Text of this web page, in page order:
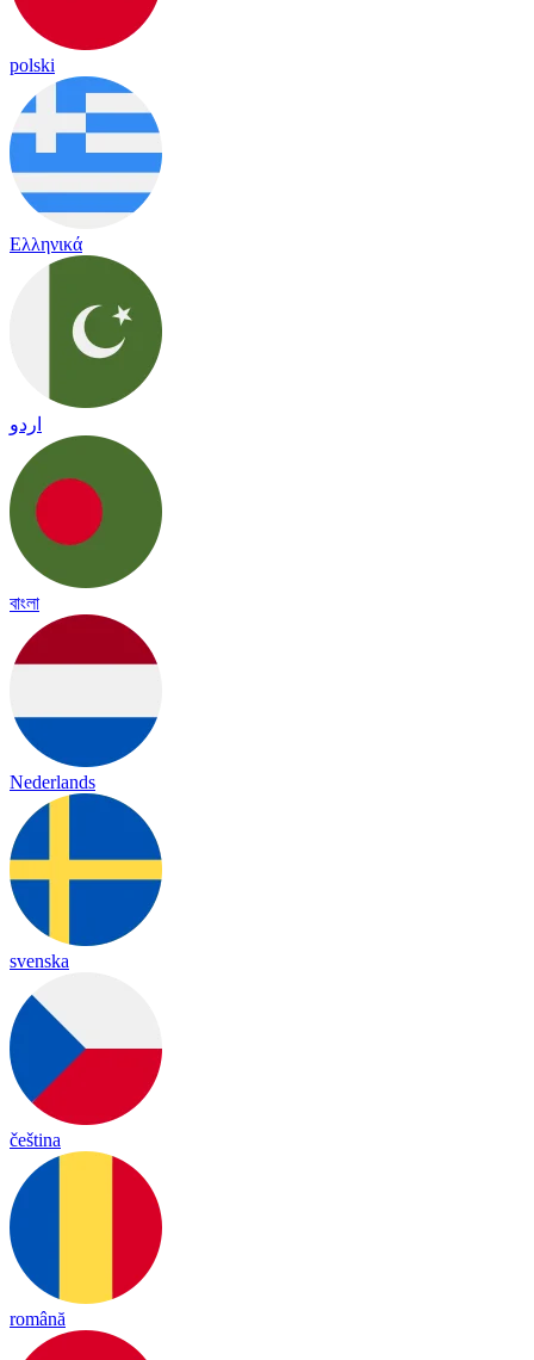
polski
Ελληνικά
اردو
বাংলা
Nederlands
svenska
čeština
română